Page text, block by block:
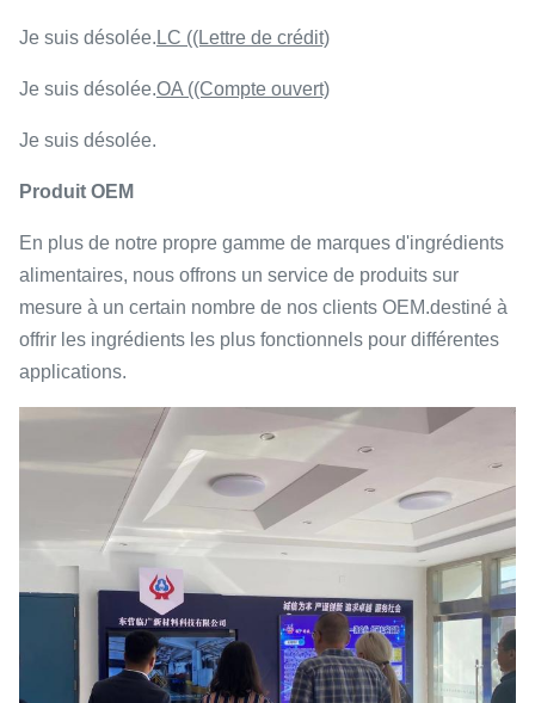
Je suis désolée. LC ((Lettre de crédit)
Je suis désolée.OA ((Compte ouvert)
Je suis désolée.
Produit OEM
En plus de notre propre gamme de marques d'ingrédients
alimentaires, nous offrons un service de produits sur
mesure à un certain nombre de nos clients OEM.destiné à
offrir les ingrédients les plus fonctionnels pour différentes
applications.